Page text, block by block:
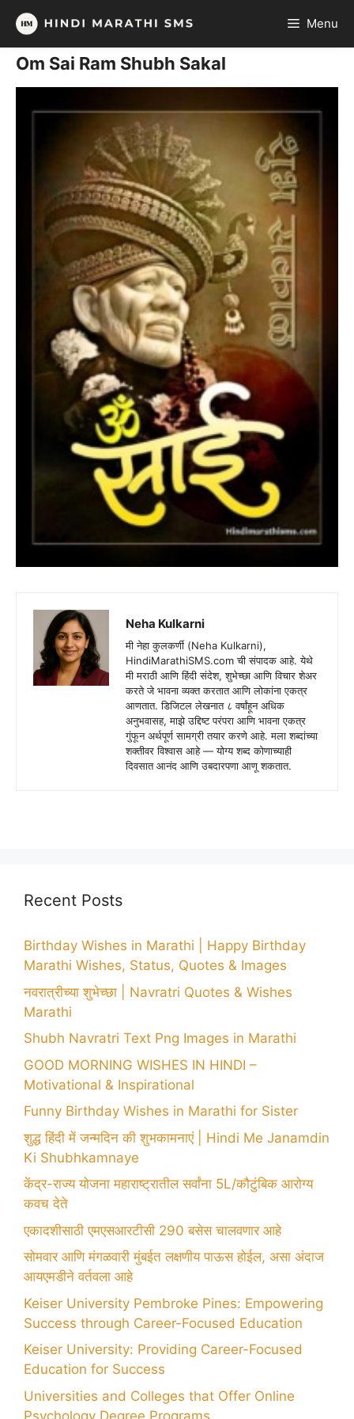
Skip
content
Menu
Om Sai Ram Shubh Sakal
Neha Kulkarni
मी नेहा कुलकर्णी (Neha Kulkarni),
HindiMarathiSMS.com ची संपादक आहे. येथे
मी मराठी आणि हिंदी संदेश, शुभेच्छा आणि विचार शेअर
करते जे भावना व्यक्त करतात आणि लोकांना एकत्र
आणतात. डिजिटल लेखनात ८ वर्षांहून अधिक
अनुभवासह, माझे उद्दिष्ट परंपरा आणि भावना एकत्र
गुंफून अर्थपूर्ण सामग्री तयार करणे आहे. मला शब्दांच्या
शक्तीवर विश्वास आहे — योग्य शब्द कोणाच्याही
दिवसात आनंद आणि उबदारपणा आणू शकतात.
Recent Posts
Birthday Wishes in Marathi | Happy Birthday
Marathi Wishes, Status, Quotes & Images
नवरात्रीच्या शुभेच्छा | Navratri Quotes & Wishes
Marathi
Shubh Navratri Text Png Images in Marathi
GOOD MORNING WISHES IN HINDI –
Motivational & Inspirational
Funny Birthday Wishes in Marathi for Sister
शुद्ध हिंदी में जन्मदिन की शुभकामनाएं | Hindi Me Janamdin
Ki Shubhkamnaye
केंद्र-राज्य योजना महाराष्ट्रातील सर्वांना 5L/कौटुंबिक आरोग्य
कवच देते
एकादशीसाठी एमएसआरटीसी 290 बसेस चालवणार आहे
सोमवार आणि मंगळवारी मुंबईत लक्षणीय पाऊस होईल, असा अंदाज
आयएमडीने वर्तवला आहे
Keiser University Pembroke Pines: Empowering
Success through Career-Focused Education
Keiser University: Providing Career-Focused
Education for Success
Universities and Colleges that Offer Online
Psychology Degree Programs